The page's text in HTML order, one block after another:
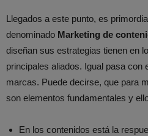
Llegados a este punto, es
denominado Marketing de
diseñan sus estrategias tienen en
principales aliados. Igual pasa con
marcas. Puede decirse, que para
son elementos fundamentales y
En los contenidos está la